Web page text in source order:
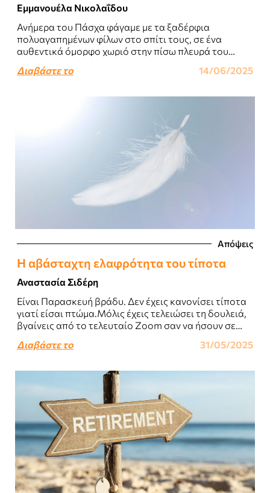
Εμμανουέλα Νικολαΐδου
Ανήμερα του Πάσχα φάγαμε με τα ξαδέρφια
πολυαγαπημένων φίλων στο σπίτι τους, σε ένα
αυθεντικά όμορφο χωριό στην πίσω πλευρά του
Διαβάστε το 14/06/2025
Απόψεις
Η αβάσταχτη ελαφρότητα του τίποτα
Αναστασία Σιδέρη
Είναι Παρασκευή βράδυ. Δεν έχεις κανονίσει τίποτα
γιατί είσαι πτώμα.Μόλις έχεις τελειώσει τη δουλειά,
βγαίνεις από το τελευταίο Zoom σαν να ήσουν σε
Διαβάστε το 31/05/2025